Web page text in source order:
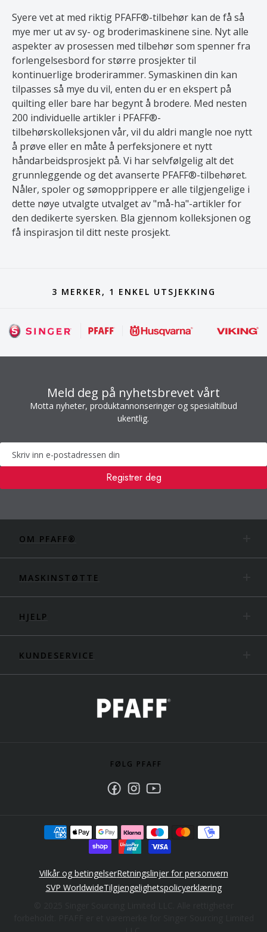
Syere vet at med riktig PFAFF®-tilbehør kan de få så
mye mer ut av sy- og broderimaskinene sine. Nyt alle
aspekter av prosessen med tilbehør som spenner fra
forlengelsesbord for større prosjekter til
kontinuerlige broderirammer. Symaskinen din kan
tilpasses så mye du vil, enten du er en ekspert på
quilting eller bare har begynt å brodere. Med nesten
200 individuelle artikler i PFAFF®-
tilbehørskolleksjonen vår, vil du aldri mangle noe nytt
å prøve eller en måte å perfeksjonere et nytt
håndarbeidsprosjekt på. Vi har selvfølgelig alt det
grunnleggende og det avanserte PFAFF®-tilbehøret.
Nåler, spoler og sømopprippere er alle tilgjengelige i
dette nøye utvalgte utvalget av "må-ha"-artikler for
den dedikerte syersken. Bla gjennom kolleksjonen og
få inspirasjon til ditt neste prosjekt.
3 MERKER, 1 ENKEL UTSJEKKING
Meld deg på nyhetsbrevet vårt
Motta nyheter, produktannonseringer og spesialtilbud
ukentlig.
Nyhetsbrev
Registrer deg
OM PFAFF®
MASKINSTØTTE
HJELP
KUNDESERVICE
FØLG PFAFF
Vilkår og betingelserRetningslinjer for personvern
SVP WorldwideTilgjengelighetspolicyerklæring